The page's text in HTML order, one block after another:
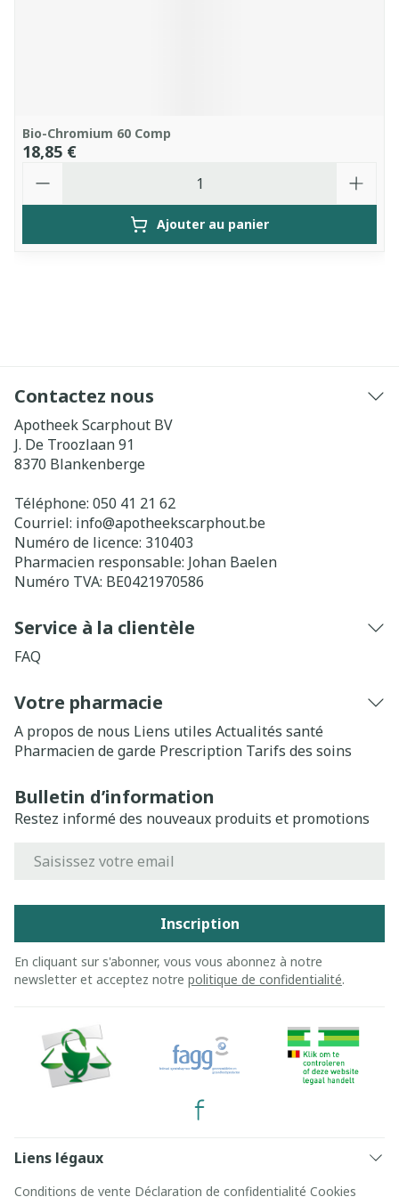
Bio-Chromium 60 Comp
18,85 €
Ajouter au panier
Contactez nous
Apotheek Scarphout BV
J. De Troozlaan 91
8370 Blankenberge
Téléphone: 050 41 21 62
Courriel: info@apotheekscarphout.be
Numéro de licence: 310403
Pharmacien responsable: Johan Baelen
Numéro TVA: BE0421970586
Service à la clientèle
FAQ
Votre pharmacie
A propos de nous Liens utiles Actualités santé
Pharmacien de garde Prescription Tarifs des soins
Bulletin d’information
Restez informé des nouveaux produits et promotions
Inscription
En cliquant sur s'abonner, vous vous abonnez à notre
newsletter et acceptez notre politique de confidentialité.
Liens légaux
Conditions de vente Déclaration de confidentialité Cookies